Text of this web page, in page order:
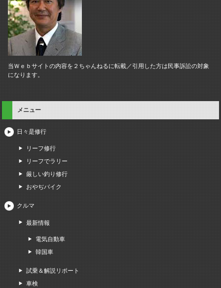
当Ｗｅｂサイトの内容を２ちゃんねるに転載／引用した方は民事訴訟の対象
になります。
メニュー
日々是修行
リーフ修行
リーフでラリー
厳しい釣り修行
おやぢバイク
クルマ
最新情報
電気自動車
韓国車
試乗＆解説リポート
車検